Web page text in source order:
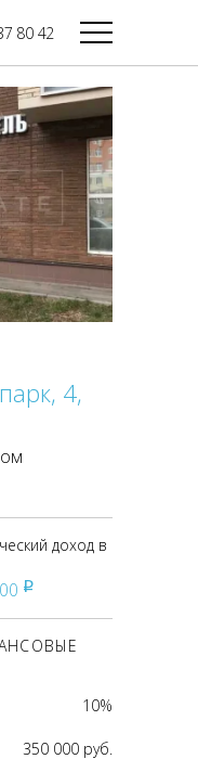
80 42
II
I
4,
доход в
pуб
10%
350 000 руб.